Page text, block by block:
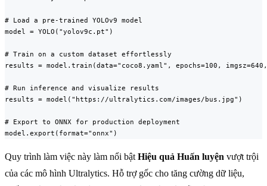
# Load a pre-trained YOLOv9 model
model = YOLO("yolov9c.pt")
# Train on a custom dataset effortlessly
results = model.train(data="coco8.yaml", epochs=100,
# Run inference and visualize results
results = model("https://ultralytics.com/images/bus.jpg")
# Export to ONNX for production deployment
model.export(format="onnx")
Quy trình làm việc này làm nổi bật Hiệu quả Huấn luyện vượt trội
của các mô hình Ultralytics. Hỗ trợ gốc cho tăng cường dữ liệu,